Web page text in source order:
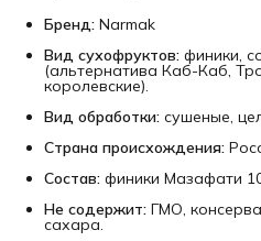
Бренд: Narmak
Вид сухофруктов: финики,
(альтернатива Каб-Каб,
королевские).
Вид обработки: сушеные,
Страна происхождения:
Состав: финики Мазафати
Не содержит: ГМО,
сахара.